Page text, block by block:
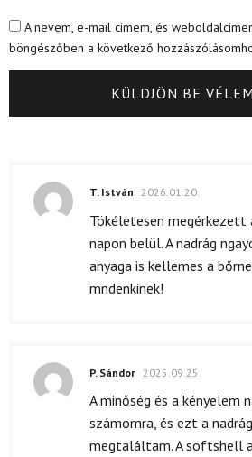
A nevem, e-mail címem, és
böngészőben a következő
T. István 2026.01.20.
Tökéletesen megérkezett
napon belül. A nadrág
anyaga is kellemes a
mndenkinek!
P. Sándor 2025.09.25.
A minőség és a kényelem
számomra, és ezt a
megtaláltam. A softshell